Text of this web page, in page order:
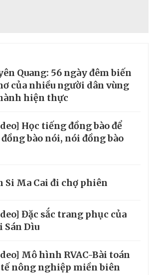
Quang: 56 ngày đêm biến
của nhiều người dân vùng
hiện thực
Học tiếng đồng bào để
bào nói, nói đồng bào
Si Ma Cai đi chợ phiên
Đặc sắc trang phục của
Sán Dìu
Mô hình RVAC-Bài toán
nông nghiệp miền biên